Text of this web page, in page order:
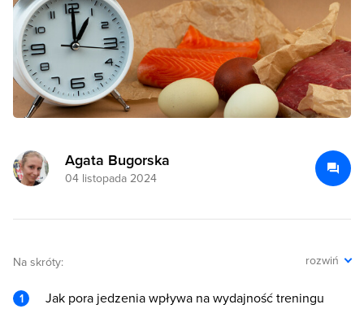
Agata Bugorska
04 listopada 2024
Na skróty: rozwiń
Jak pora jedzenia wpływa na wydajność treningu